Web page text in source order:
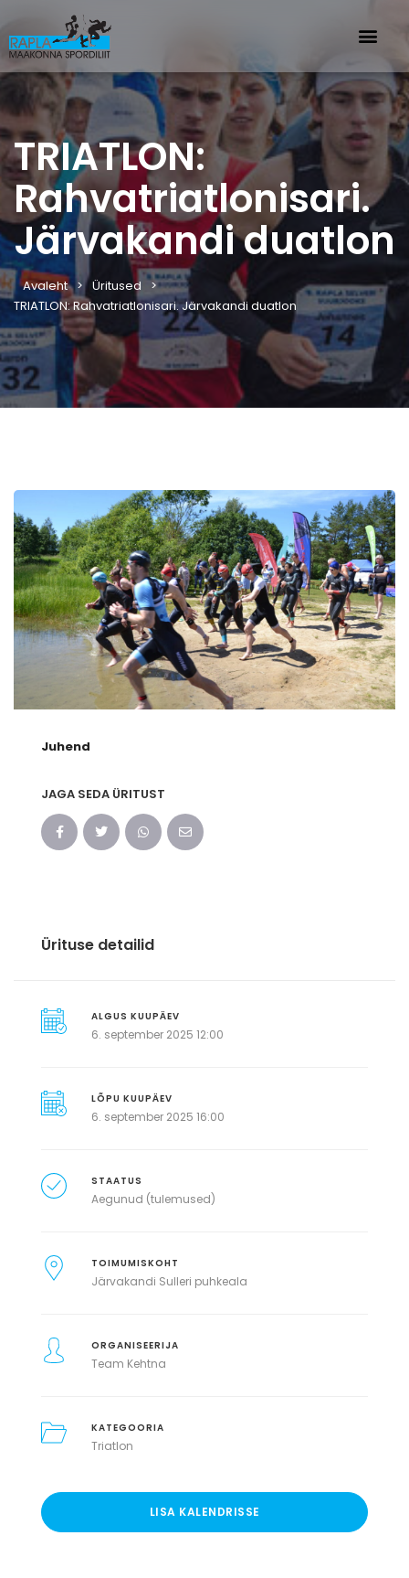
TRIATLON:
Rahvatriatlonisari.
Järvakandi duatlon
Avaleht
Üritused
TRIATLON: Rahvatriatlonisari. Järvakandi duatlon
Juhend
JAGA SEDA ÜRITUST
Ürituse detailid
ALGUS KUUPÄEV
6. september 2025 12:00
LÕPU KUUPÄEV
6. september 2025 16:00
STAATUS
Aegunud (tulemused)
TOIMUMISKOHT
Järvakandi Sulleri puhkeala
ORGANISEERIJA
Team Kehtna
KATEGOORIA
Triatlon
LISA KALENDRISSE